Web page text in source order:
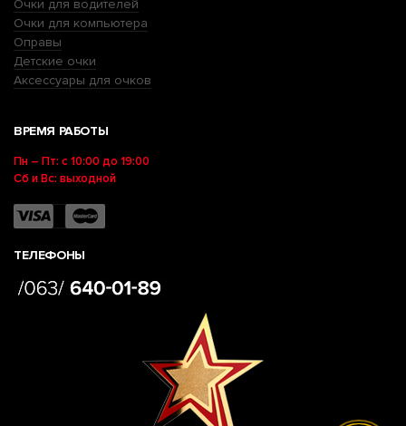
Очки для водителей
Очки для компьютера
Оправы
Детские очки
Аксессуары для очков
ВРЕМЯ РАБОТЫ
Пн – Пт: с 10:00 до 19:00
Сб и Вс: выходной
ТЕЛЕФОНЫ